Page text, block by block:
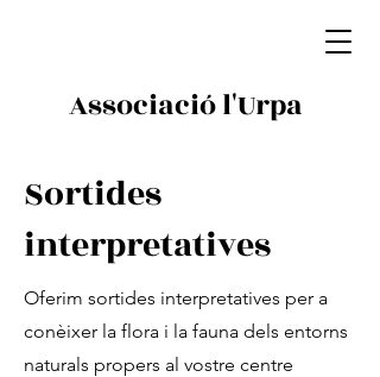
Associació l'Urpa
Sortides
interpretatives
Oferim sortides interpretatives per a
conèixer la flora i la fauna dels entorns
naturals propers al vostre centre